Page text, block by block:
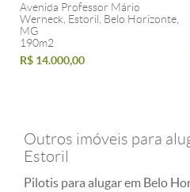
Avenida Professor Mário
Werneck, Estoril, Belo Horizonte,
MG
190m2
R$ 14.000,00
Outros imóveis para
Estoril
Pilotis para alugar em Belo